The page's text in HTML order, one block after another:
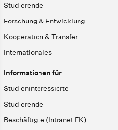
Studierende
Forschung & Entwicklung
Kooperation & Transfer
Internationales
Informationen für
Studieninteressierte
Studierende
Beschäftigte (Intranet FK)